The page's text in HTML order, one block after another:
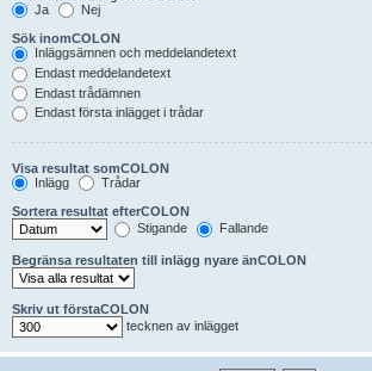
Ja
Nej
Sök inomCOLON
Inläggsämnen och meddelandetext
Endast meddelandetext
Endast trådämnen
Endast första inlägget i trådar
Visa resultat somCOLON
Inlägg
Trådar
Sortera resultat efterCOLON
Stigande
Fallande
Begränsa resultaten till inlägg nyare änCOLON
Skriv ut förstaCOLON
tecknen av inlägget